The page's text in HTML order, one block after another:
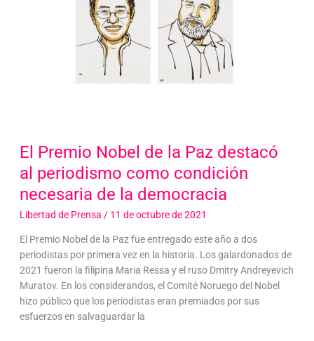
El Premio Nobel de la Paz destacó
al periodismo como condición
necesaria de la democracia
Libertad de Prensa / 11 de octubre de 2021
El Premio Nobel de la Paz fue entregado este año a dos
periodistas por primera vez en la historia. Los galardonados de
2021 fueron la filipina Maria Ressa y el ruso Dmitry Andreyevich
Muratov. En los considerandos, el Comité Noruego del Nobel
hizo público que los periodistas eran premiados por sus
esfuerzos en salvaguardar la